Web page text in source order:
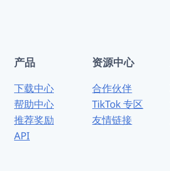
产品
下载中心
帮助中心
推荐奖励
API
资源中心
合作伙伴
TikTok 专区
友情链接